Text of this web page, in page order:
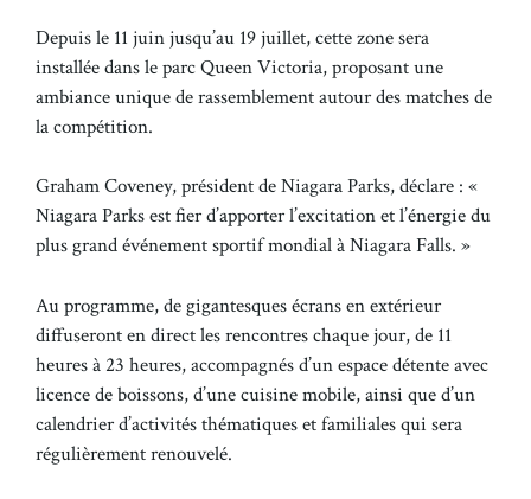
Depuis le 11 juin jusqu’au 19 juillet, cette zone sera
installée dans le parc Queen Victoria, proposant une
ambiance unique de rassemblement autour des matches de
la compétition.
Graham Coveney, président de Niagara Parks, déclare : «
Niagara Parks est fier d’apporter l’excitation et l’énergie du
plus grand événement sportif mondial à Niagara Falls. »
Au programme, de gigantesques écrans en extérieur
diffuseront en direct les rencontres chaque jour, de 11
heures à 23 heures, accompagnés d’un espace détente avec
licence de boissons, d’une cuisine mobile, ainsi que d’un
calendrier d’activités thématiques et familiales qui sera
régulièrement renouvelé.